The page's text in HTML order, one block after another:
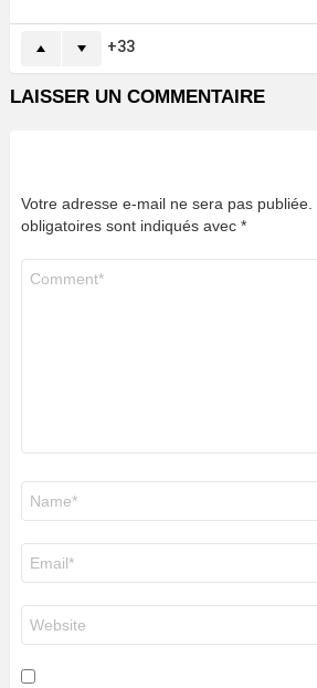
33
LAISSER UN COMMENTAIRE
Votre adresse e-mail ne sera pas publiée.
obligatoires sont indiqués avec *
mail
*
web